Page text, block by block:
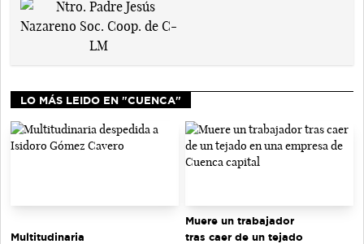
LO MÁS LEIDO EN "CUENCA"
Multitudinaria
Muere un trabajador
tras caer de un tejado